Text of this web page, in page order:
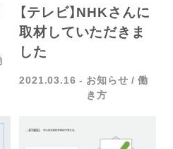
【テレビ】NHKさんに
取材していただきま
した
2021.03.16 お知らせ
働
き方